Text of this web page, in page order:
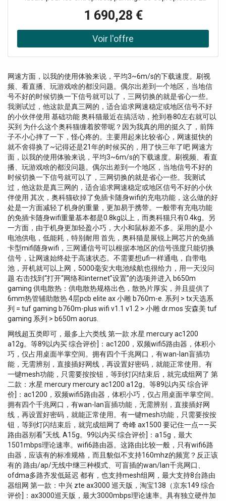
immédiatement prête à l'emploi. Fabriquées en Allemagne,
toutes les bornes ABL offrent le plus haut niveau de
sécurité. Avantages principaux - version Controler
Connexion backend/OCPP via réseau mobile (LTE), réseau
évolutifs jusqu'à 100 points Interfaces standardisées pour
l'intégration dans des systèmes externes via OCPP Smart
Charging ou Modbus TCP Compteur électrique conforme
à la directive MID pour une facturation précise
Compatibilité Plug & Charge (ISO15118) pour une
utilisation simplifiée Haute protection avec un indice IP55
contre la poussière et l'eau, et IK10 contre les impacts
Avantages principaux - version Extender Connexion
backend/OCPP via le Controller pour une gestion
centralisée Possibilité d'installer des réseaux collectifs
avec jusqu'à 30 points de charge, évolutifs jusqu'à 100
points Interfaces standardisées pour intégrer facilement
des systèmes externes via OCPP Smart Charging (via
Controller) ou Modbus TCP Compteur électrique
conforme à la directive MID, garantissant une facturation
précise et réglementée Fonctionnalité Plug & Charge
(ISO15118) pour une expérience...
borne de recharge ABL Wallbox eM4 Single est la solution
idéale pour les entreprises, les résidences, les parkings et
même les foyers. Dotée d'une prise de type 2S avec
volets de protection, cette borne de recharge doubles
verrouillé ou déverrouillé à tout moment pour une
utilisation simplifiée. Installation rapide et utilisation
intuitive Avec plusieurs options d'entrée pour le câble
d'alimentation, l'installation de la ABL Wallbox eM4 Single
est rapide et peut être réalisée par une seule personne.
L'application de configuration ABL, disponible sur Android
et iOS, rend la mise en service encore plus facile. Son
interface intuitive fournit des retours visuels et sonores
pour garantir une expérience utilisateur fluide. Une borne
de recharge adaptée à vos besoins spécifiques La borne
de recharge ABL Wallbox eM4 Single est disponible en
version Controller, avec une unité de contrôle intégrée, ou
en version Extender pour étendre de manière économique
le nombre de points de charge via LAN ou WLAN. Ces
deux versions peuvent fonctionner en réseau ou de
manière autonome. Pour une gestion de la charge encore
plus efficace, l'accessoire optionnel ABL Energy Meter
permet une gestion dynamique de la puissance. Qualité et
sécurité certifiées Conçue pour durer, la borne de
recharge ABL Wallbox eM4 Single est protégée contre les
éléments extérieurs grâce à sa construction robuste. Elle
est équipée de série d'un interrupteur différentiel de type
A et d'un contrôleur d'isolement, ce qui la rend
immédiatement prête à l'emploi. Fabriquées en Allemagne,
sécurité. Avantages principaux - version Controler
Connexion backend/OCPP via réseau mobile (LTE), réseau
local (LAN) ou sans fil (WLAN) Possibilité d'installer des
réseaux collectifs avec jusqu'à 30 points de charge,
évolutifs jusqu'à 100 points Interfaces standardisées pour
l'intégration dans des systèmes externes via OCPP Smart
Charging ou Modbus TCP Compteur électrique conforme
à la directive MID pour une facturation précise
Compatibilité Plug & Charge (ISO15118) pour une
utilisation simplifiée Haute protection avec un indice IP55
contre la poussière et l'eau, et IK10 contre les impacts
Avantages principaux - version Extender Connexion
backend/OCPP via le Controller pour une gestion
centralisée Possibilité d'installer des réseaux collectifs
avec jusqu'à 30 points de charge, évolutifs jusqu'à 100
points Interfaces standardisées pour intégrer facilement
1 690,28 €
网速方面，以我的使用体验来说，平均3~6m/s的下载速度。刷视
频、看直播、玩游戏啥的都没问题。偶尔出差到一个地区，当地信
号不好的时候切换一下信号就可以了，三网切换的就是省心一些。
我测试过，他这款是真三网的，适合追求网速稳定或地区信号不好
的小伙伴使用 基础功能 奥科猫最近在搞活动，抢到卷80左右就可以
买到 为什么这个奥科猫缠着胶带呢？因为我真的用的挺久了，前阵
子不小心摔了一下，怪心疼的。主要用起来比较省心，网速挺快的
就不舍得换了~记得还是21年的时候买的，用了快三年了吧 网速方
面，以我的使用体验来说，平均3~6m/s的下载速度。刷视频、看直
播、玩游戏啥的都没问题。偶尔出差到一个地区，当地信号不好的
时候切换一下信号就可以了，三网切换的就是省心一些。我测试
过，他这款是真三网的，适合追求网速稳定或地区信号不好的小伙
伴使用 其次，奥科猫砍掉了免插卡随身wifi的充电功能，这么做的好
处是一方面减轻了机身的重量，更加易于携带。一般带有充电功能
的免插卡随身wifi重量基本都是0.8kg以上，而奥科猫只有0.4kg。另
一方面，由于机身更加轻盈小巧，大小和鼠标差不多。采用的是小
电池供电，低能耗，特别耐用 首先，奥科猫是展锐上网芯片的免插
卡型mifi随身wifi，三网通信号可以根据本地区的信号强度只能切换
信号，让网速始终处于高速状态。不需要想ufi一样通电，自带电
池，开机就可以上网，5000毫安大电池续航也很给力，用一天没问
题 右击找到“打开“网络和internet”设置”的选项并进入 b650m
gaming 供电散热：供电散热规格出色，散热片厚实，并且提供了
6mm热管辅助散热 4层pcb elite ax 小雕 b760m-e. 系列 > tx天选系
列 = tuf gaming b760m-plus wifi v1.1 v1.2 > 小雕 dr.mos 安森美 tuf
gaming 系列 > b650m aorus.
网线超五类即可，最多上六类线 第一款 水星 mercury ac1200
a12g。等89以内买 综合评价]：ac1200，双频wifi5路由器，体积小
巧，仅占用桌面半掌空间。拥有四个千兆网口，有wan-lan盲插功
能，无需辨别，直接插好网线，再设置好密码，就能正常使用。有
一键mesh功能，只需要按按钮，等到灯闪结束后，就完成组网了 第
二款：水星 mercury mercury ac1200 a12g。等89以内买 综合评
价]：ac1200，双频wifi5路由器，体积小巧，仅占用桌面半掌空间。
拥有四个千兆网口，有wan-lan盲插功能，无需辨别，直接插好网
线，再设置好密码，就能正常使用。有一键mesh功能，只需要按按
钮，等到灯闪结束后，就完成组网了 奇峰 ax1500 要记住一点——买
路由器别看“天线. A15g。99以内买 综合评价]：a15g，最大
1501mbps理论速率。wifi6路由器。这路由比较一般，只有wifi6路
由器，应该有的标准规格，而且貌似不支持160mhz的频宽？反正该
有的 路由/ap/无线中继三种模式、可盲插的wan/lan千兆网口、
ofdma多路齐发低延迟 都有，也支持mesh组网，最大支持8台路由
器组网 第一款：中兴 zte ax3000 巡天版，淘宝138（京东149 综合
评价]：ax3000巡天版，最大3000mbps理论速率。具有独立硬件加